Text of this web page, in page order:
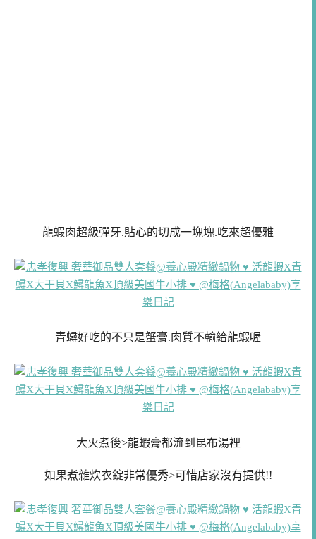
龍蝦肉超級彈牙.貼心的切成一塊塊.吃來超優雅
青蟳好吃的不只是蟹膏.肉質不輸給龍蝦喔
大火煮後>龍蝦膏都流到昆布湯裡
如果煮雜炊衣錠非常優秀>可惜店家沒有提供!!